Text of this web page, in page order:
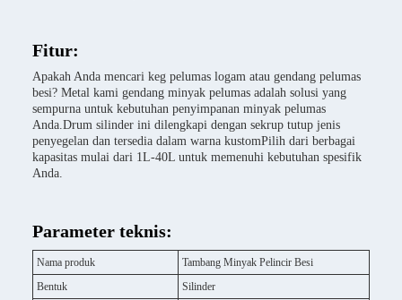
Fitur:
Apakah Anda mencari keg pelumas logam atau gendang pelumas
besi? Metal kami gendang minyak pelumas adalah solusi yang
sempurna untuk kebutuhan penyimpanan minyak pelumas
Anda.Drum silinder ini dilengkapi dengan sekrup tutup jenis
penyegelan dan tersedia dalam warna kustomPilih dari berbagai
kapasitas mulai dari 1L-40L untuk memenuhi kebutuhan spesifik
Anda.
Parameter teknis:
Nama produk
Tambang Minyak Pelincir Besi
Bentuk
Silinder